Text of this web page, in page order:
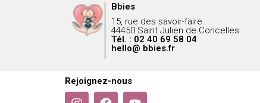
Bbies
15, rue des savoir-faire
44450 Saint Julien de Concelles
Tél. : 02 40 69 58 04
hello@ bbies.fr
Rejoignez-nous